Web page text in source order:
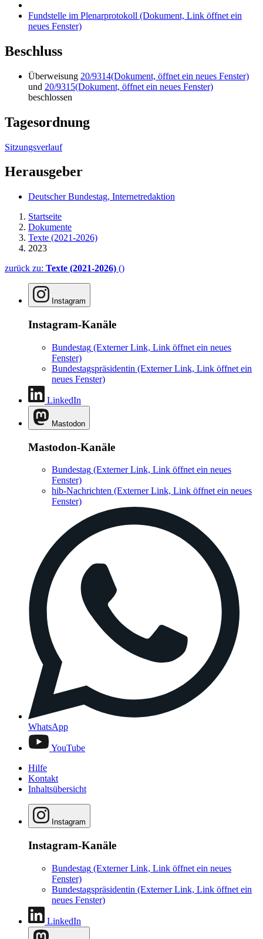
Fundstelle im Plenarprotokoll (Dokument, Link öffnet ein
neues Fenster)
Beschluss
Überweisung 20/9314(Dokument, öffnet ein neues Fenster)
und 20/9315(Dokument, öffnet ein neues Fenster)
beschlossen
Tagesordnung
Sitzungsverlauf
Herausgeber
Deutscher Bundestag, Internetredaktion
Startseite
Dokumente
Texte (2021-2026)
2023
zurück zu: Texte (2021-2026) ()
Instagram
Instagram-Kanäle
Bundestag (Externer Link, Link öffnet ein neues
Fenster)
Bundestagspräsidentin (Externer Link, Link öffnet ein
neues Fenster)
LinkedIn
Mastodon
Mastodon-Kanäle
Bundestag (Externer Link, Link öffnet ein neues
Fenster)
hib-Nachrichten (Externer Link, Link öffnet ein neues
Fenster)
WhatsApp
YouTube
Hilfe
Kontakt
Inhaltsübersicht
Instagram
Instagram-Kanäle
Bundestag (Externer Link, Link öffnet ein neues
Fenster)
Bundestagspräsidentin (Externer Link, Link öffnet ein
neues Fenster)
LinkedIn